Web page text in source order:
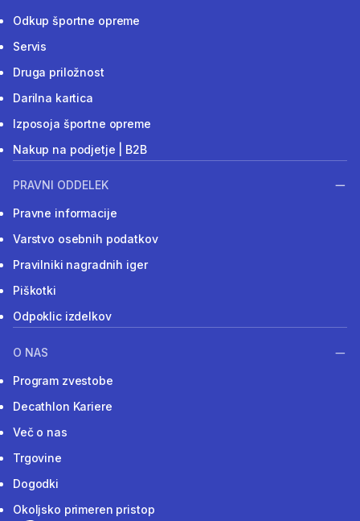
Odkup športne opreme
Servis
Druga priložnost
Darilna kartica
Izposoja športne opreme
Nakup na podjetje | B2B
PRAVNI ODDELEK
Pravne informacije
Varstvo osebnih podatkov
Pravilniki nagradnih iger
Piškotki
Odpoklic izdelkov
O NAS
Program zvestobe
Decathlon Kariere
Več o nas
Trgovine
Dogodki
Okoljsko primeren pristop